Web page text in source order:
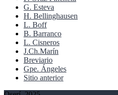
G. Esteva
H. Bellinghausen
L. Boff
B. Barranco
L. Cisneros
J.Ch.Marín
Breviario
Gpe. Ángeles
Sitio anterior